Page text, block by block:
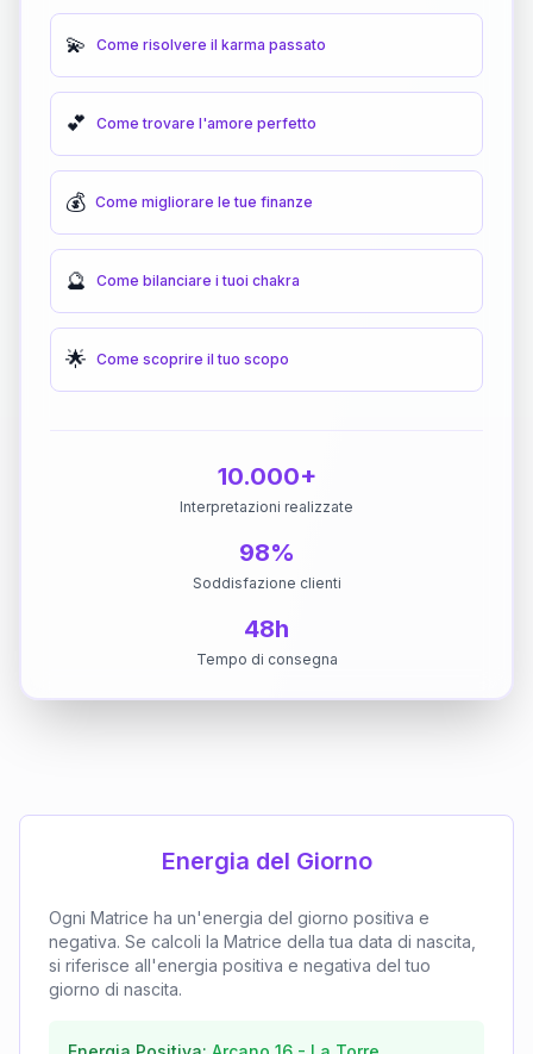
💫 Come risolvere il karma passato
💕 Come trovare l'amore perfetto
💰 Come migliorare le tue finanze
🔮 Come bilanciare i tuoi chakra
🌟 Come scoprire il tuo scopo
10.000+
Interpretazioni realizzate
98%
Soddisfazione clienti
48h
Tempo di consegna
Energia del Giorno
Ogni Matrice ha un'energia del giorno positiva e
negativa. Se calcoli la Matrice della tua data di nascita,
si riferisce all'energia positiva e negativa del tuo
giorno di nascita.